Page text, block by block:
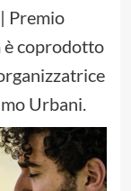
Premio
è coprodotto
Urbani.